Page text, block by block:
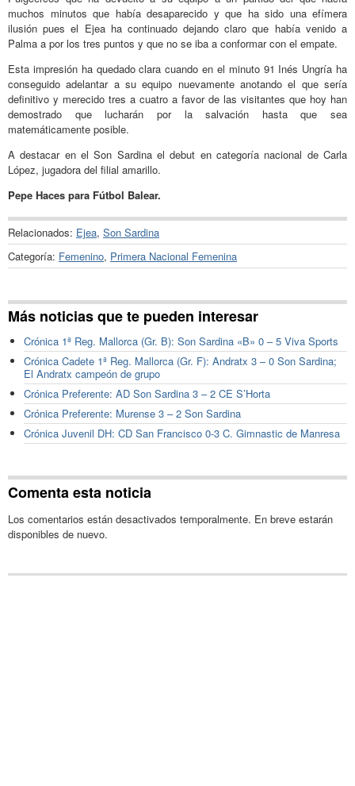
muchos minutos que había desaparecido y que ha sido una efímera
ilusión pues el Ejea ha continuado dejando claro que había venido a
Palma a por los tres puntos y que no se iba a conformar con el empate.
Esta impresión ha quedado clara cuando en el minuto 91 Inés Ungría ha
conseguido adelantar a su equipo nuevamente anotando el que sería
definitivo y merecido tres a cuatro a favor de las visitantes que hoy han
demostrado que lucharán por la salvación hasta que sea
matemáticamente posible.
A destacar en el Son Sardina el debut en categoría nacional de Carla
López, jugadora del filial amarillo.
Pepe Haces para Fútbol Balear.
Relacionados: Ejea, Son Sardina
Categoría: Femenino, Primera Nacional Femenina
Más noticias que te pueden interesar
Crónica 1ª Reg. Mallorca (Gr. B): Son Sardina «B» 0 – 5 Viva Sports
Crónica Cadete 1ª Reg. Mallorca (Gr. F): Andratx 3 – 0 Son Sardina;
El Andratx campeón de grupo
Crónica Preferente: AD Son Sardina 3 – 2 CE S’Horta
Crónica Preferente: Murense 3 – 2 Son Sardina
Crónica Juvenil DH: CD San Francisco 0-3 C. Gimnastic de Manresa
Comenta esta noticia
Los comentarios están desactivados temporalmente. En breve estarán
disponibles de nuevo.